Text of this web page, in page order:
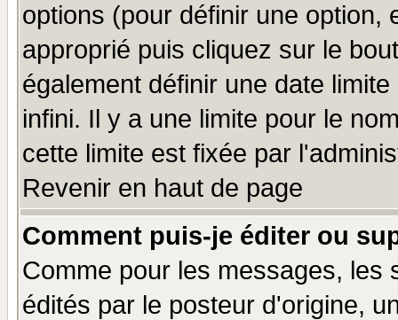
options (pour définir une option,
approprié puis cliquez sur le
également définir une date
infini. Il y a une limite pour le
cette limite est fixée par
Revenir en haut de page
Comment puis-je éditer ou
Comme pour les messages, les
édités par le posteur d'origine,